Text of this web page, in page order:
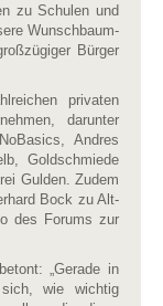
zu Schulen und
Wunschbaum-
Bürger
privaten
darunter
Andres
Goldschmiede
Gulden. Zudem
Bock zu Alt-
des Forums zur
„Gerade in
wie wichtig